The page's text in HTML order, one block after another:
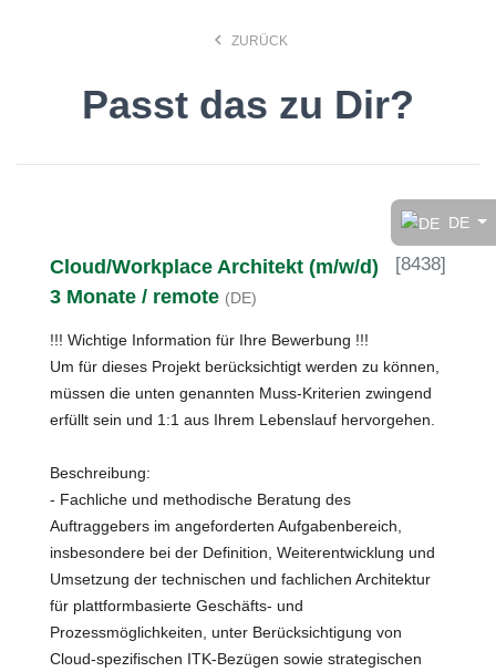
DE
Finde den Job, der Dir
search
Anstellungsart
Deutsch
Ort
keyboard_arrow_left ZURÜCK
Passt das zu Dir?
Cloud/Workplace Architekt (m/w/d)
3 Monate / remote (DE)
[8438]
!!! Wichtige Information für Ihre Bewerbung !!!
Um für dieses Projekt berücksichtigt werden zu können,
müssen die unten genannten Muss-Kriterien zwingend
erfüllt sein und 1:1 aus Ihrem Lebenslauf hervorgehen.
Beschreibung:
- Fachliche und methodische Beratung des
Auftraggebers im angeforderten Aufgabenbereich,
insbesondere bei der Definition, Weiterentwicklung und
Umsetzung der technischen und fachlichen Architektur
für plattformbasierte Geschäfts- und
Prozessmöglichkeiten, unter Berücksichtigung von
Cloud-spezifischen ITK-Bezügen sowie strategischen